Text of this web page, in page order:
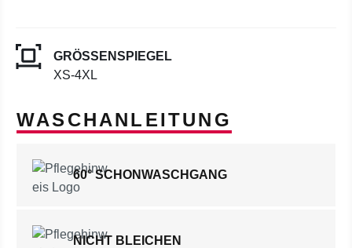
GRÖSSENSPIEGEL
XS-4XL
WASCHANLEITUNG
60° SCHONWASCHGANG
NICHT BLEICHEN